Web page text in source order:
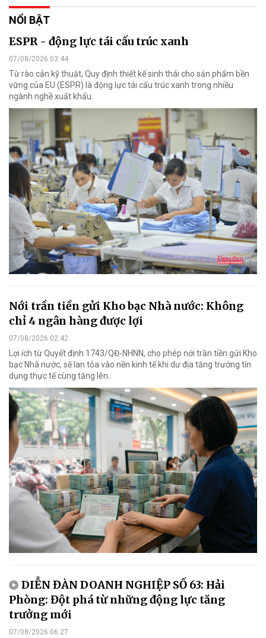
NỔI BẬT
ESPR - động lực tái cấu trúc xanh
07/08/2026 03:44
Từ rào cản kỹ thuật, Quy định thiết kế sinh thái cho sản phẩm bền
vững của EU (ESPR) là động lực tái cấu trúc xanh trong nhiều
ngành nghề xuất khẩu.
Nới trần tiền gửi Kho bạc Nhà nước: Không
chỉ 4 ngân hàng được lợi
07/08/2026 02:42
Lợi ích từ Quyết định 1743/QĐ-NHNN, cho phép nới trần tiền gửi Kho
bạc Nhà nước, sẽ lan tỏa vào nền kinh tế khi dư địa tăng trưởng tín
dụng thực tế cùng tăng lên..
DIỄN ĐÀN DOANH NGHIỆP SỐ 63: Hải
Phòng: Đột phá từ những động lực tăng
trưởng mới
07/08/2026 06:27